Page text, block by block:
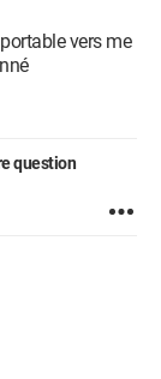
vers me
question